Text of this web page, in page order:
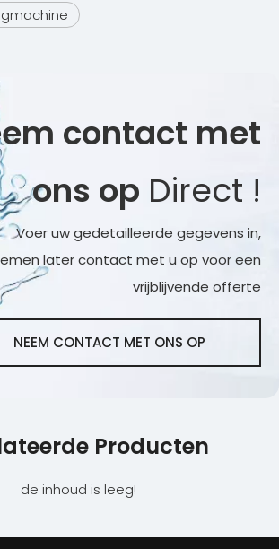
contact met
ons op Direct !
Voer uw gedetailleerde gegevens in,
later contact met u op voor een
vrijblijvende offerte
NEEM CONTACT MET ONS OP
Producten
de inhoud is leeg!